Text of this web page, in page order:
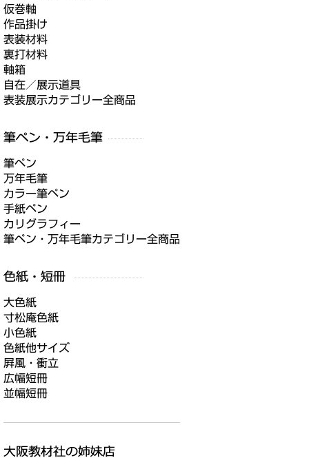
仮巻軸
作品掛け
表装材料
裏打材料
軸箱
自在／展示道具
表装展示カテゴリー全商品
筆ペン
万年毛筆
カラー筆ペン
手紙ペン
カリグラフィー
筆ペン・万年毛筆カテゴリー全商品
大色紙
寸松庵色紙
小色紙
色紙他サイズ
屛風・衝立
広幅短冊
並幅短冊